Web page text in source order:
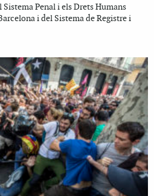
Penal i els Drets Humans
i del Sistema de Registre i